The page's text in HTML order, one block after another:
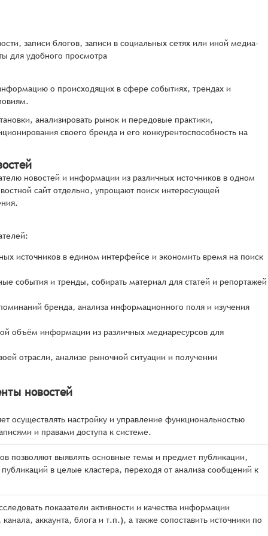
записи блогов, записи в социальных сетях или иной медиа-
для удобного просмотра
о происходящих в сфере событиях, трендах и
анализировать рынок и передовые практики,
своего бренда и его конкурентоспособность на
новостей и информации из различных источников в одном
сайт отдельно, упрощают поиск интересующей
источников в едином интерфейсе и экономить время на поиск
события и тренды, собирать материал для статей и репортажей
бренда, анализа информационного поля и изучения
объём информации из различных медиаресурсов для
отрасли, анализе рыночной ситуации и получении
новостей
осуществлять настройку и управление функциональностью
и правами доступа к системе.
позволяют выявлять основные темы и предмет публикации,
в целые кластера, переходя от анализа сообщений к
показатели активности и качества информации
аккаунта, блога и т.п.), а также сопоставить источники по